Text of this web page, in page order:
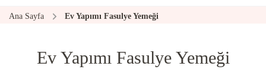
Ana Sayfa Ev Yapımı Fasulye Yemeği
Ev Yapımı Fasulye Yemeği